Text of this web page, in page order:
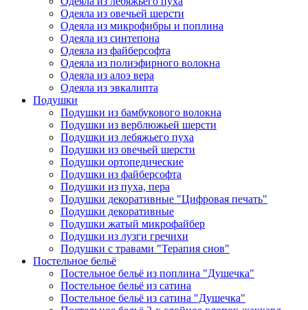
Одеяла из овечьей шерсти
Одеяла из микрофибры и поплина
Одеяла из синтепона
Одеяла из файберсофта
Одеяла из полиэфирного волокна
Одеяла из алоэ вера
Одеяла из эвкалипта
Подушки
Подушки из бамбукового волокна
Подушки из верблюжьей шерсти
Подушки из лебяжьего пуха
Подушки из овечьей шерсти
Подушки ортопедические
Подушки из файберсофта
Подушки из пуха, пера
Подушки декоративные "Цифровая печать"
Подушки декоративные
Подушки жатый микрофайбер
Подушки из лузги гречихи
Подушки с травами "Терапия снов"
Постельное бельё
Постельное бельё из поплина "Душечка"
Постельное бельё из сатина
Постельное бельё из сатина "Душечка"